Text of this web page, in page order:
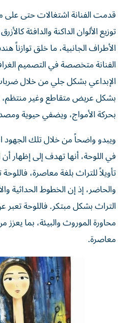
قدمت الفنانة اشتغالات حتى على
توزيع الألوان الداكنة والدافئة
الأطراف الجانبية، ما خلق توازناً
الفنانة متخصصة في التصميم
الإبداعي بشكل جلي من خلال
بشكل عريض متقاطع وغير منتظم،
بحركة الأمواج، ويضفي حيوية
ويبدو واضحاً من خلال تلك الجهود
في اللوحة، أنها تهدف إلى إظهار
تأويلاً للتراث بلغة معاصرة،
والحاضر، إذ إن الخطوط الحداثية
التراث بشكل مبتكر. فاللوحة تعبر
محاورة الموروث والبيئة، بما
معاصرة.